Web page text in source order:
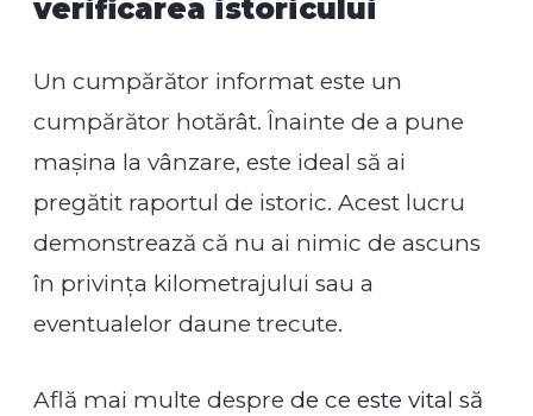
verificarea istoricului
Un cumpărător informat este un
cumpărător hotărât. Înainte de a pune
mașina la vânzare, este ideal să ai
pregătit raportul de istoric. Acest lucru
demonstrează că nu ai nimic de ascuns
în privința kilometrajului sau a
eventualelor daune trecute.
Află mai multe despre de ce este vital să